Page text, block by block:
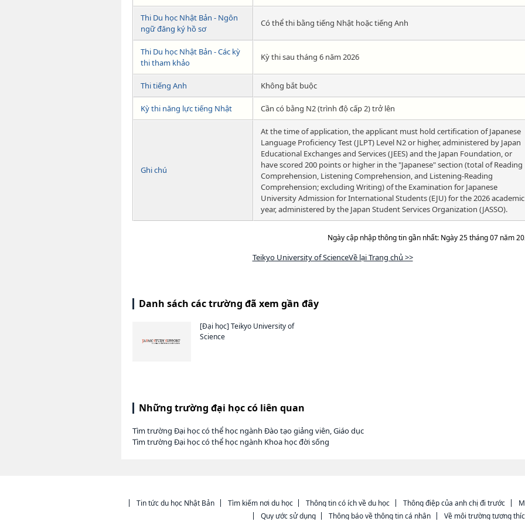
Thi Du học Nhật Bản - Ngôn
ngữ đăng ký hồ sơ
Có thể thi bằng tiếng Nhật hoặc tiếng Anh
Thi Du học Nhật Bản - Các kỳ
thi tham khảo
Kỳ thi sau tháng 6 năm 2026
Thi tiếng Anh Không bắt buộc
Kỳ thi năng lực tiếng Nhật Cần có bằng N2 (trình độ cấp 2) trở lên
Ghi chú
At the time of application, the applicant must hold certification of Japanese
Language Proficiency Test (JLPT) Level N2 or higher, administered by Japan
Educational Exchanges and Services (JEES) and the Japan Foundation, or
have scored 200 points or higher in the "Japanese" section (total of Reading
Comprehension, Listening Comprehension, and Listening-Reading
Comprehension; excluding Writing) of the Examination for Japanese
University Admission for International Students (EJU) for the 2026 academic
year, administered by the Japan Student Services Organization (JASSO).
Ngày cập nhập thông tin gần nhất: Ngày 25 tháng 07 năm
Teikyo University of ScienceVề lại Trang chủ >>
Danh sách các trường đã xem gần đây
[Đại học] Teikyo University of
Science
Những trường đại học có liên quan
Tìm trường Đại học có thể học ngành Đào tạo giảng viên, Giáo dục
Tìm trường Đại học có thể học ngành Khoa học đời sống
Tin tức du học Nhật Bản Tìm kiếm nơi du học Thông tin có ích về du học Thông điệp của anh chị đi trước
Quy ước sử dụng
Thông báo về thông tin cá nhân Về môi trường tương